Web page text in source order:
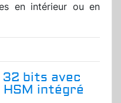
en intérieur ou en
bits avec
intégré